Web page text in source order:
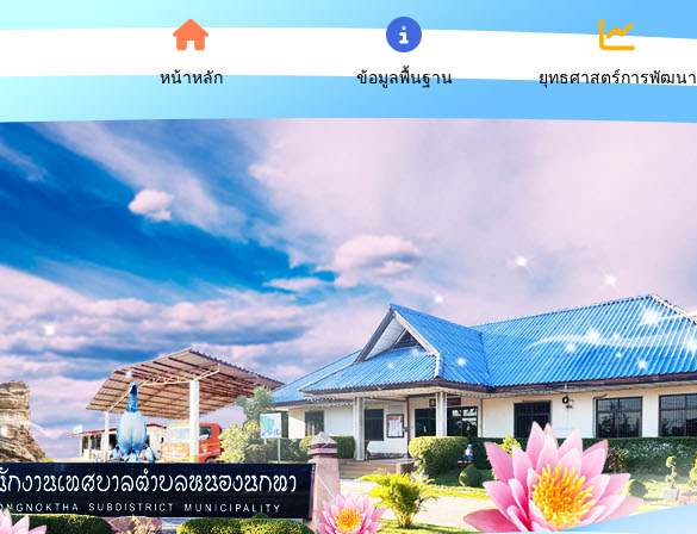
หน้าหลัก ข้อมูลพื้นฐาน ยุทธศาสตร์การพัฒนา